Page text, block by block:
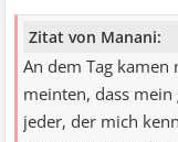
Zitat von Manani:
An dem Tag
meinten, dass mein
jeder, der mich